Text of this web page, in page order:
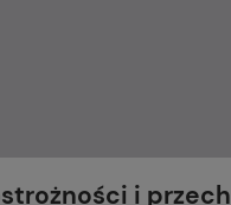
i